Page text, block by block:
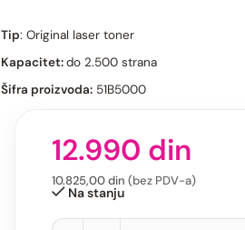
Tip: Original laser toner
Kapacitet:do 2.500 strana
Šifra proizvoda: 51B5000
12.990 din
10.825,00din (bez PDV-a)
Na stanju